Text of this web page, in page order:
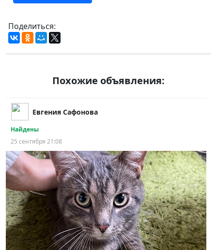
Поделиться:
Похожие объявления:
Евгения Сафонова
Найдены
25 сентября 21:08